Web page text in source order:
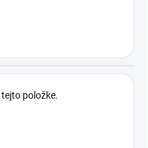
položke.